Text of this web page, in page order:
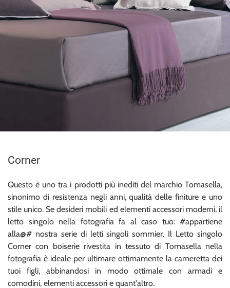
Corner
Questo è uno tra i prodotti più inediti del marchio Tomasella,
sinonimo di resistenza negli anni, qualità delle finiture e uno
stile unico. Se desideri mobili ed elementi accessori moderni, il
letto singolo nella fotografia fa al caso tuo: #appartiene
alla@# nostra serie di letti singoli sommier. Il Letto singolo
Corner con boiserie rivestita in tessuto di Tomasella nella
fotografia è ideale per ultimare ottimamente la cameretta dei
tuoi figli, abbinandosi in modo ottimale con armadi e
comodini, elementi accessori e quant'altro.